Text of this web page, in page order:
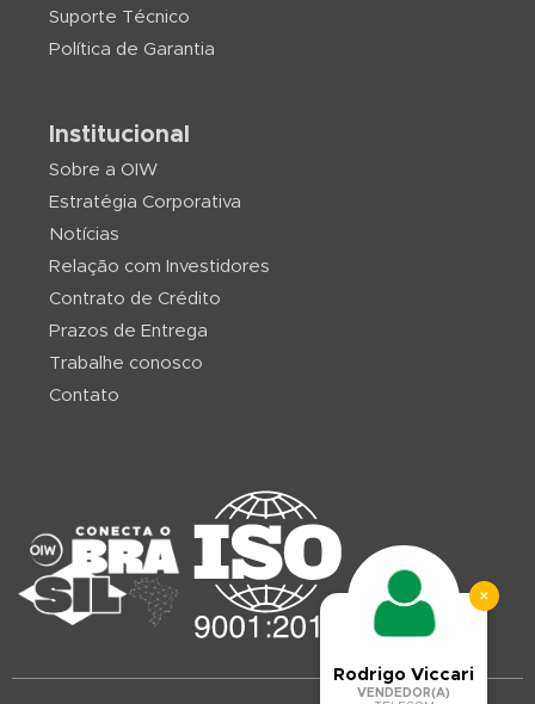
Suporte Técnico
Política de Garantia
Institucional
Sobre a OIW
Estratégia Corporativa
Notícias
Relação com Investidores
Contrato de Crédito
Prazos de Entrega
Trabalhe conosco
Contato
×
Rodrigo Viccari
VENDEDOR(A)